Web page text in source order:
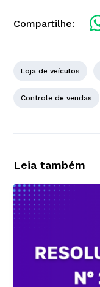
Compartilhe:
Loja de veículos
Controle de vendas
Leia também